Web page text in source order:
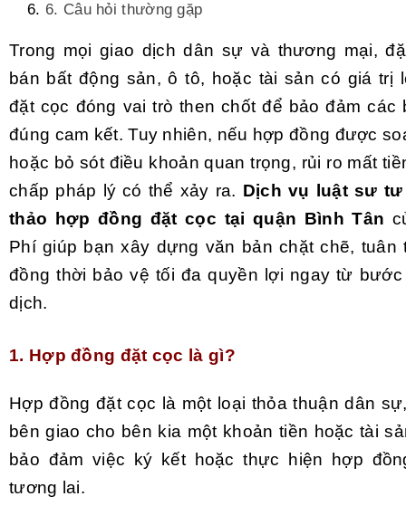
6. Câu hỏi thường gặp
Trong mọi giao dịch dân sự và thương mại,
bán bất động sản, ô tô, hoặc tài sản có giá trị
đặt cọc đóng vai trò then chốt để bảo đảm các
đúng cam kết. Tuy nhiên, nếu hợp đồng được
hoặc bỏ sót điều khoản quan trọng, rủi ro mất
chấp pháp lý có thể xảy ra. Dịch vụ luật sư
thảo hợp đồng đặt cọc tại quận Bình Tân
Phí giúp bạn xây dựng văn bản chặt chẽ, tuân
đồng thời bảo vệ tối đa quyền lợi ngay từ
dịch.
1. Hợp đồng đặt cọc là gì?
Hợp đồng đặt cọc là một loại thỏa thuận dân
bên giao cho bên kia một khoản tiền hoặc tài
bảo đảm việc ký kết hoặc thực hiện hợp
tương lai.